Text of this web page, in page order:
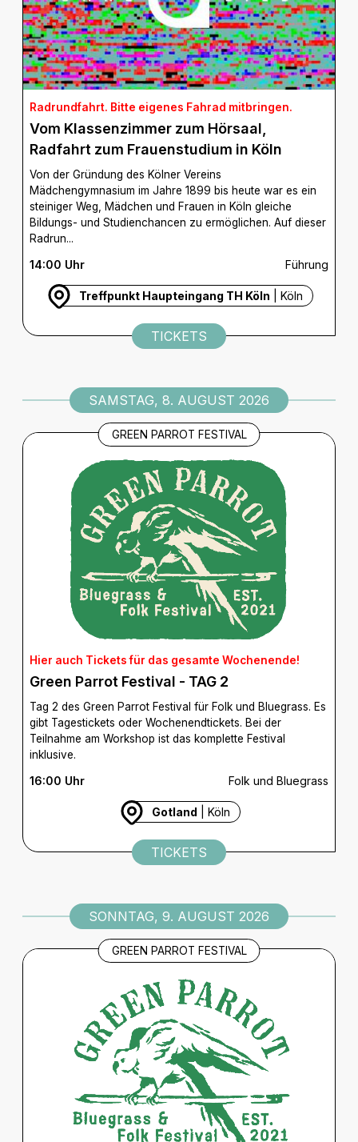
Radrundfahrt. Bitte eigenes Fahrad mitbringen.
Vom Klassenzimmer zum Hörsaal,
Radfahrt zum Frauenstudium in Köln
Von der Gründung des Kölner Vereins
Mädchengymnasium im Jahre 1899 bis heute war es ein
steiniger Weg, Mädchen und Frauen in Köln gleiche
Bildungs- und Studienchancen zu ermöglichen. Auf dieser
Radrun...
14:00 Uhr Führung
Treffpunkt Haupteingang TH Köln | Köln
TICKETS
SAMSTAG, 8. AUGUST 2026
GREEN PARROT FESTIVAL
Hier auch Tickets für das gesamte Wochenende!
Green Parrot Festival - TAG 2
Tag 2 des Green Parrot Festival für Folk und Bluegrass. Es
gibt Tagestickets oder Wochenendtickets. Bei der
Teilnahme am Workshop ist das komplette Festival
inklusive.
16:00 Uhr Folk und Bluegrass
Gotland | Köln
TICKETS
SONNTAG, 9. AUGUST 2026
GREEN PARROT FESTIVAL